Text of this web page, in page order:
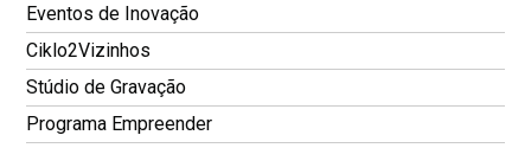
Eventos de Inovação
Ciklo2Vizinhos
Stúdio de Gravação
Programa Empreender